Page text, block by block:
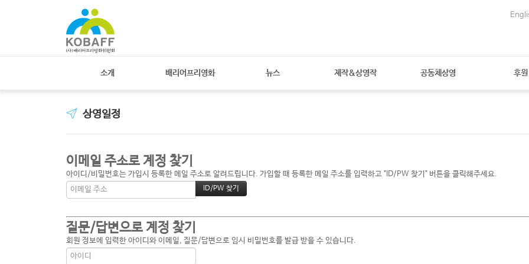
소개 배리어프리영화 뉴스 제작&상영작 공동체상영 후원
상영일정
이메일 주소로 계정 찾기
아이디/비밀번호는 가입시 등록한 메일 주소로 알려드립니다. 가입할 때 등록한 메일 주소를 입력하고 "ID/PW 찾기" 버튼을 클릭해주세요.
질문/답변으로 계정 찾기
회원 정보에 입력한 아이디와 이메일, 질문/답변으로 임시 비밀번호를 발급 받을 수 있습니다.